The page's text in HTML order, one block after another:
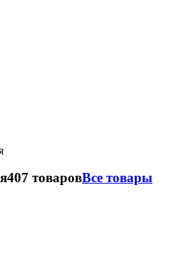
407 товаровВсе товары